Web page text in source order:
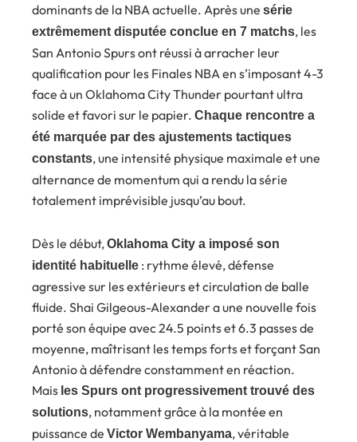
dominants de la NBA actuelle. Après une série
extrêmement disputée conclue en 7 matchs, les
San Antonio Spurs ont réussi à arracher leur
qualification pour les Finales NBA en s’imposant 4-3
face à un Oklahoma City Thunder pourtant ultra
solide et favori sur le papier. Chaque rencontre a
été marquée par des ajustements tactiques
constants, une intensité physique maximale et une
alternance de momentum qui a rendu la série
totalement imprévisible jusqu’au bout.
Dès le début,Oklahoma City a imposé son
identité habituelle : rythme élevé, défense
agressive sur les extérieurs et circulation de balle
fluide. Shai Gilgeous-Alexander a une nouvelle fois
porté son équipe avec 24.5 points et 6.3 passes de
moyenne, maîtrisant les temps forts et forçant San
Antonio à défendre constamment en réaction.
Mais les Spurs ont progressivement trouvé des
solutions, notamment grâce à la montée en
puissance de Victor Wembanyama, véritable